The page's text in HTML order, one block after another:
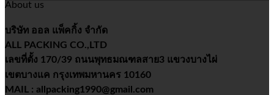
หมู่
About us
บริษัท ออล แพ็คกิ้ง จำกัด
ALL PACKING CO.,LTD
เลขที่ตั้ง 170/39 ถนนพุทธมณฑลสาย3 แขวงบางไผ่
เขตบางแค กรุงเทพมหานคร 10160
MAIL : allpacking1990@gmail.com